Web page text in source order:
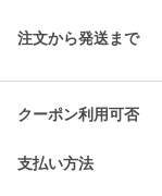
注文から発送まで
クーポン利用可否
支払い方法